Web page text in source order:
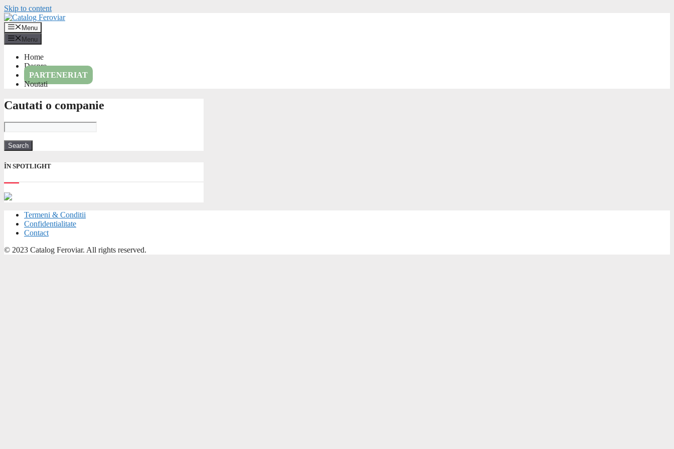
Skip to content
Menu
Menu
Home
Despre
PARTENERIAT
Noutati
Cautati o companie
ÎN SPOTLIGHT
Termeni & Conditii
Confidentialitate
Contact
© 2023 Catalog Feroviar. All rights reserved.